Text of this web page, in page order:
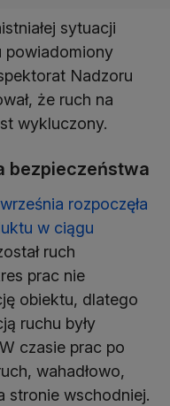
sytuacji
powiadomiony
Nadzoru
że ruch na
wykluczony.
bezpieczeństwa
rozpoczęła
w ciągu
ruch
prac nie
obiektu, dlatego
ruchu były
czasie prac po
wahadłowo,
stronie wschodniej.